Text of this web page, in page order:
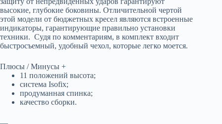
высокие, глубокие боковины. Отличительной чертой
этой модели от бюджетных кресел являются встроенные
индикаторы, гарантирующие правильно установки
техники. Судя по комментариям, в комплект входит
быстросъемный, удобный чехол, которые легко моется.
Плюсы / Минусы +
11 положений высота;
система Isofix;
продуманная спинка;
качество сборки.